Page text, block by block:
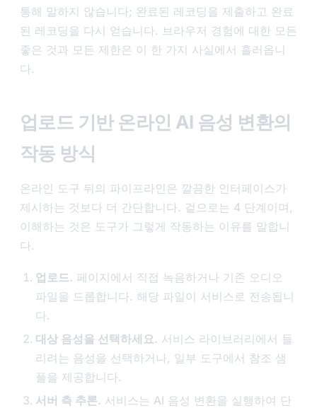
통해 말하지 않습니다; 완료된 레코딩을 제출하고 완료
된 레코딩을 다시 얻습니다. 브라우저 경험에 대한 모든
좋은 것과 모든 제한은 이 한 가지 사실에서 흘러옵니
다.
업로드 기반 온라인 AI 음성 변환의
작동 방식
온라인 도구 뒤의 파이프라인은 깔끔한 인터페이스가
제시하는 것보다 더 간단합니다. 겉으로는 4 단계이며,
이해하는 것은 도구가 그렇게 작동하는 이유를 말합니
다.
업로드. 페이지에서 직접 녹음하거나 기존 오디오
파일을 드롭합니다. 해당 파일이 서비스로 전송됩니
다.
대상 음성을 선택하세요. 서비스 라이브러리에서 들
리려는 음성을 선택하거나, 일부 도구에서 참조 샘
플을 제공합니다.
서버 측 추론. 서비스는 AI 음성 변환을 실행하여 단